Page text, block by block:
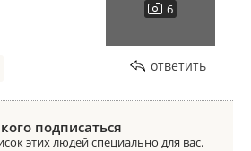
ответить
подписаться
этих людей специально для вас.